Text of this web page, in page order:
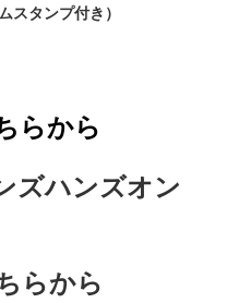
スタンプ付き）
らから
ズハンズオン
らから